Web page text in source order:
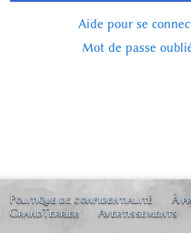
Aide pour se
Mot de passe
Politique de confidentialité
À
GrandTerrier
Avertissements